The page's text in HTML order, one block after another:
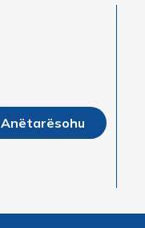
Anëtarësohu